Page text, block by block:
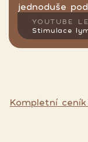
jednoduše
hledáte.
YOUTUBE
Stimulace
Kompletní